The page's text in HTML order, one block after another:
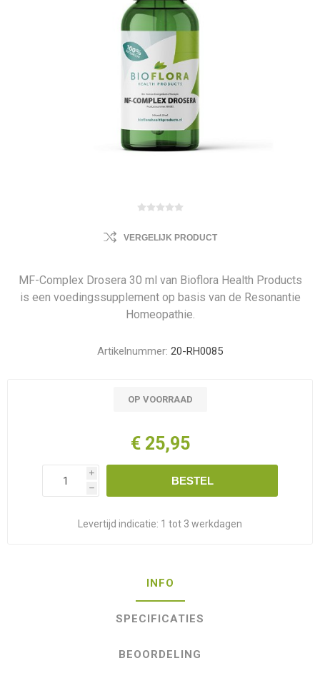
VERGELIJK PRODUCT
MF-Complex Drosera 30 ml van Bioflora Health Products
is een voedingssupplement op basis van de Resonantie
Homeopathie.
Artikelnummer: 20-RH0085
OP VOORRAAD
€ 25,95
i
h
BESTEL
Levertijd indicatie: 1 tot 3 werkdagen
INFO
SPECIFICATIES
BEOORDELING